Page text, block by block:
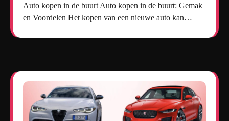
Auto kopen in de buurt Auto kopen in de buurt: Gemak
en Voordelen Het kopen van een nieuwe auto kan…